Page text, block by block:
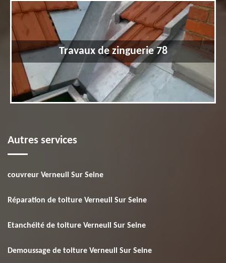
Travaux de zinguerie 78
Autres services
couvreur Verneuil Sur Seine
Réparation de toiture Verneuil Sur Seine
Etanchéité de toiture Verneuil Sur Seine
Demoussage de toiture Verneuil Sur Seine